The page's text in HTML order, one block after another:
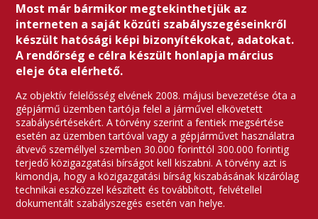
Most már bármikor megtekinthetjük az
interneten a saját közúti szabályszegéseinkről
készült hatósági képi bizonyítékokat, adatokat.
A rendőrség e célra készült honlapja március
eleje óta elérhető.
Az objektív felelősség elvének 2008. májusi bevezetése óta a
gépjármű üzemben tartója felel a járművel elkövetett
szabálysértésekért. A törvény szerint a fentiek megsértése
esetén az üzemben tartóval vagy a gépjárművet használatra
átvevő személlyel szemben 30.000 forinttól 300.000 forintig
terjedő közigazgatási bírságot kell kiszabni. A törvény azt is
kimondja, hogy a közigazgatási bírság kiszabásának kizárólag
technikai eszközzel készített és továbbított, felvétellel
dokumentált szabályszegés esetén van helye.